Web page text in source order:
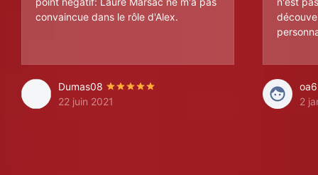
convaincue dans le rôle d'Alex.
Dumas08
22 juin 2021
2